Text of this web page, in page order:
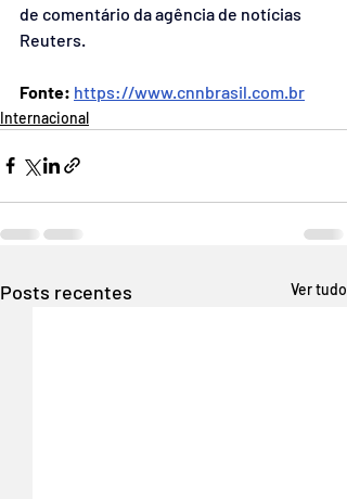
de comentário da agência de notícias
Reuters.
Fonte: https://www.cnnbrasil.com.br
Internacional
Posts recentes Ver tudo